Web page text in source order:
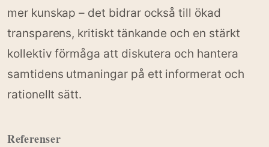
mer kunskap – det bidrar också till ökad
transparens, kritiskt tänkande och en stärkt
kollektiv förmåga att diskutera och hantera
samtidens utmaningar på ett informerat och
rationellt sätt.
Referenser